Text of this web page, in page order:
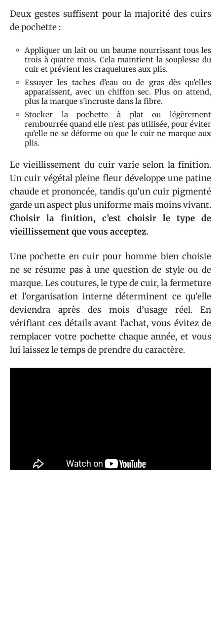
Deux gestes suffisent pour la majorité des cuirs
de pochette :
Appliquer un lait ou un baume nourrissant tous les
trois à quatre mois. Cela maintient la souplesse du
cuir et prévient les craquelures aux plis.
Essuyer les taches d’eau ou de gras dès qu’elles
apparaissent, avec un chiffon sec. Plus on attend,
plus la marque s’incruste dans la fibre.
Stocker la pochette à plat ou légèrement
rembourrée quand elle n’est pas utilisée, pour éviter
qu’elle ne se déforme ou que le cuir ne marque aux
plis.
Le vieillissement du cuir varie selon la finition.
Un cuir végétal pleine fleur développe une patine
chaude et prononcée, tandis qu’un cuir pigmenté
garde un aspect plus uniforme mais moins vivant.
Choisir la finition, c’est choisir le type de
vieillissement que vous acceptez.
Une pochette en cuir pour homme bien choisie
ne se résume pas à une question de style ou de
marque. Les coutures, le type de cuir, la fermeture
et l’organisation interne déterminent ce qu’elle
deviendra après des mois d’usage réel. En
vérifiant ces détails avant l’achat, vous évitez de
remplacer votre pochette chaque année, et vous
lui laissez le temps de prendre du caractère.